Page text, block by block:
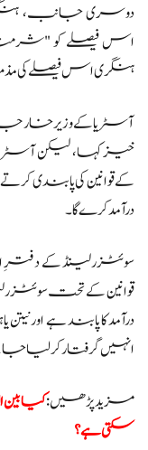
دوسری جانب،
اس فیصلے کو
ہنگری اس فیصلے کی
آسٹریا کے وزیر
خیز کہا، لیکن
کے قوانین کی پابندی
درآمد کرے گا۔
سوئٹزرلینڈ کے دفترِ
قوانین کے تحت
درآمد کا پابند ہے اور
انہیں گرفتار کر لیا
مزید پڑھیں:کیا بین
سکتی ہے؟